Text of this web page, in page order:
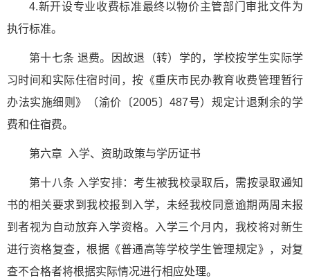
4.新开设专业收费标准最终以物价主管部门审批文件为
执行标准。
第十七条 退费。因故退（转）学的，学校按学生实际学
习时间和实际住宿时间，按《重庆市民办教育收费管理暂行
办法实施细则》（渝价〔2005〕487号）规定计退剩余的学
费和住宿费。
第六章 入学、资助政策与学历证书
第十八条 入学安排：考生被我校录取后，需按录取通知
书的相关要求到我校报到入学，未经我校同意逾期两周未报
到者视为自动放弃入学资格。入学三个月内，我校将对新生
进行资格复查，根据《普通高等学校学生管理规定》，对复
查不合格者将根据实际情况进行相应处理。